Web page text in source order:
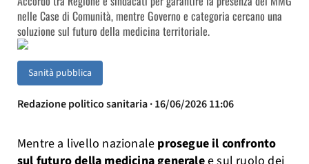
nelle Case di Comunità, mentre Governo e categoria cercano una
soluzione sul futuro della medicina territoriale.
Sanità pubblica
Redazione politico sanitaria · 16/06/2026 11:06
Mentre a livello nazionale prosegue il confronto